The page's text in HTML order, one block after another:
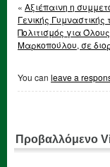
« Αξιέπαινη η
Γενικής
Πολιτισμός για
Μαρκοπούλου, σε
You can leave a
Προβαλλόμενο